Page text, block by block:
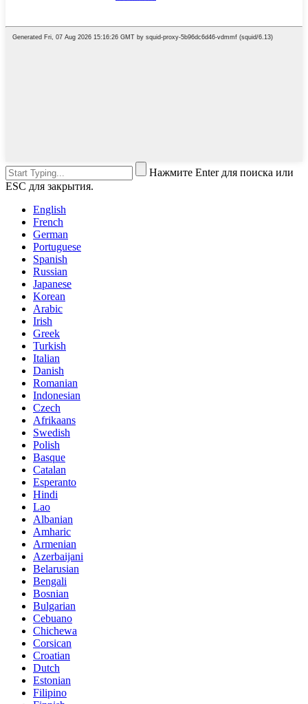
Нажмите Enter для поиска или
ESC для закрытия.
English
French
German
Portuguese
Spanish
Russian
Japanese
Korean
Arabic
Irish
Greek
Turkish
Italian
Danish
Romanian
Indonesian
Czech
Afrikaans
Swedish
Polish
Basque
Catalan
Esperanto
Hindi
Lao
Albanian
Amharic
Armenian
Azerbaijani
Belarusian
Bengali
Bosnian
Bulgarian
Cebuano
Chichewa
Corsican
Croatian
Dutch
Estonian
Filipino